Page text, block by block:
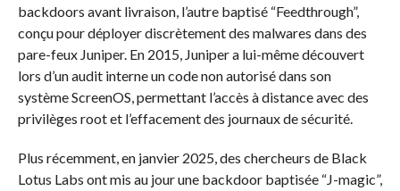
backdoors avant livraison, l’autre baptisé “Feedthrough”,
conçu pour déployer discrètement des malwares dans des
pare-feux Juniper. En 2015, Juniper a lui-même découvert
lors d’un audit interne un code non autorisé dans son
système ScreenOS, permettant l’accès à distance avec des
privilèges root et l’effacement des journaux de sécurité.
Plus récemment, en janvier 2025, des chercheurs de Black
Lotus Labs ont mis au jour une backdoor baptisée “J-magic”,